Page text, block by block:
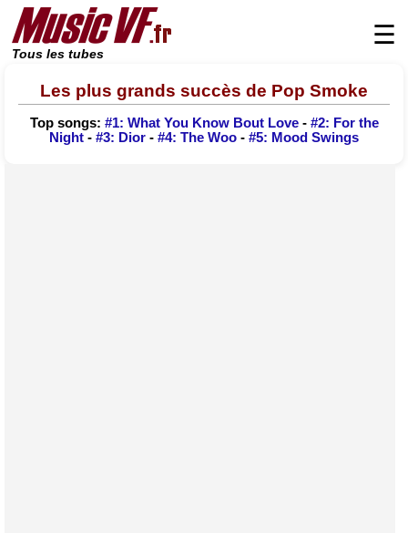
Tous les tubes
☰
Les plus grands succès de Pop Smoke
Top songs: #1: What You Know Bout Love- #2: For the
Night - #3: Dior - #4: The Woo - #5: Mood Swings